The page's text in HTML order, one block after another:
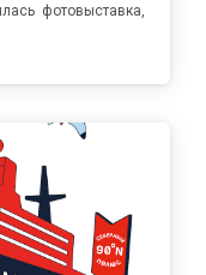
фотовыставка,